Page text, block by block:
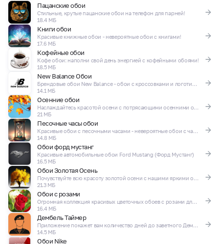
Пацанские обои
Стильные, крутые пацанские обои на телефон для парней!
18.4 МБ
Книги обои
Красивые книжные обои - невероятные обои с книгами!
17.6 МБ
Кофейные обои
Кофе обои: наполни свой день энергией с кофейными обоями!
18.5 МБ
New Balance Обои
Брендовые обои New Balance - обои с кроссовками и логотипами нью бэленс!
14.1 МБ
Осенние обои
Наслаждайтесь красотой осени с потрясающими осенними обоями!
21 МБ
Песочные часы обои
Красивые обои с песочными часами - невероятные обои с часами!
14.8 МБ
Обои форд мустанг
Красивые автомобильные обои Ford Mustang (Форд Мустанг)
16.5 МБ
Обои Золотая Осень
Почувствуйте всю красоту золотой осени с нашими яркими осенними обоями
21.3 МБ
Обои с розами
Огромная коллекция красивых цветочных обоев с розами для телефона!
16.4 МБ
Дембель Таймер
Приложение покажет вам количество дней до заветного Дембеля!
14.5 МБ
Обои Nike